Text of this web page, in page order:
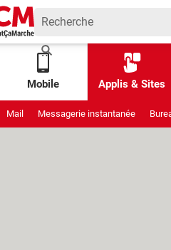
Mobile Applis & Sites
Mail Messagerie instantanée